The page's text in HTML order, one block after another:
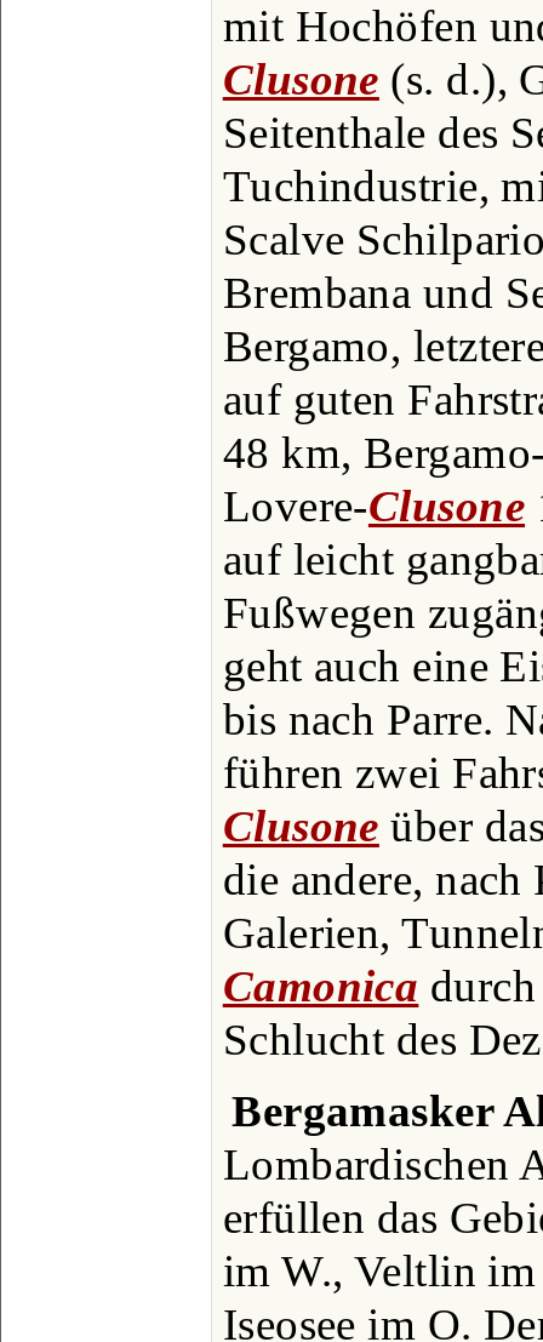
mit Hochöfen
Clusone (s. d.),
Seitenthale des
Tuchindustrie,
Scalve
Brembana und
Bergamo,
auf guten
48 km,
Lovere-Clusone
auf leicht
Fußwegen
geht auch eine
bis nach Parre.
führen zwei
Clusone über
die andere,
Galerien,
Camonica
Schlucht des
Bergamasker
Lombardischen
erfüllen das
im W., Veltlin
Iseosee im O.